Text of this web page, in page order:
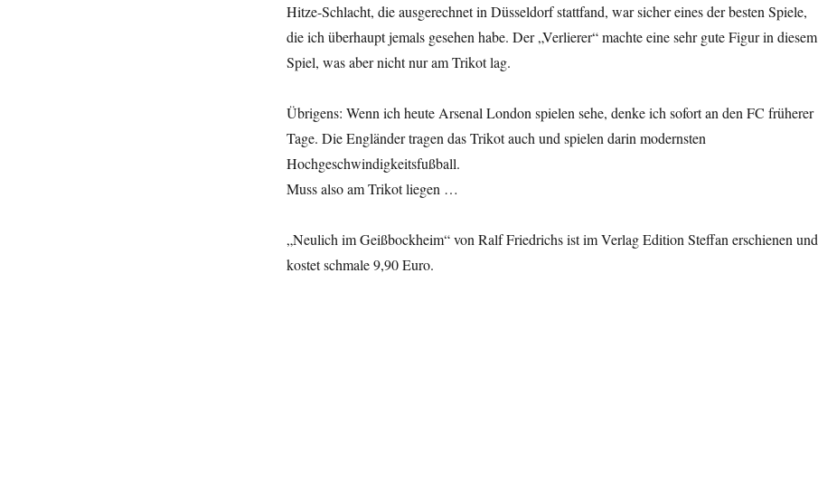
Hitze-Schlacht, die ausgerechnet in Düsseldorf stattfand, war sicher eines der besten Spiele,
die ich überhaupt jemals gesehen habe. Der „Verlierer“ machte eine sehr gute Figur in diesem
Spiel, was aber nicht nur am Trikot lag.
Übrigens: Wenn ich heute Arsenal London spielen sehe, denke ich sofort an den FC früherer
Tage. Die Engländer tragen das Trikot auch und spielen darin modernsten
Hochgeschwindigkeitsfußball.
Muss also am Trikot liegen …
„Neulich im Geißbockheim“ von Ralf Friedrichs ist im Verlag Edition Steffan erschienen und
kostet schmale 9,90 Euro.